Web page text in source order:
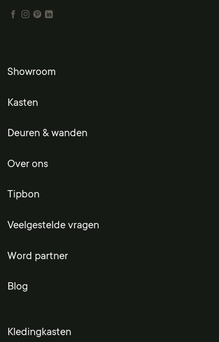
Showroom
Kasten
Deuren & wanden
Over ons
Tipbon
Veelgestelde vragen
Word partner
Blog
Kledingkasten